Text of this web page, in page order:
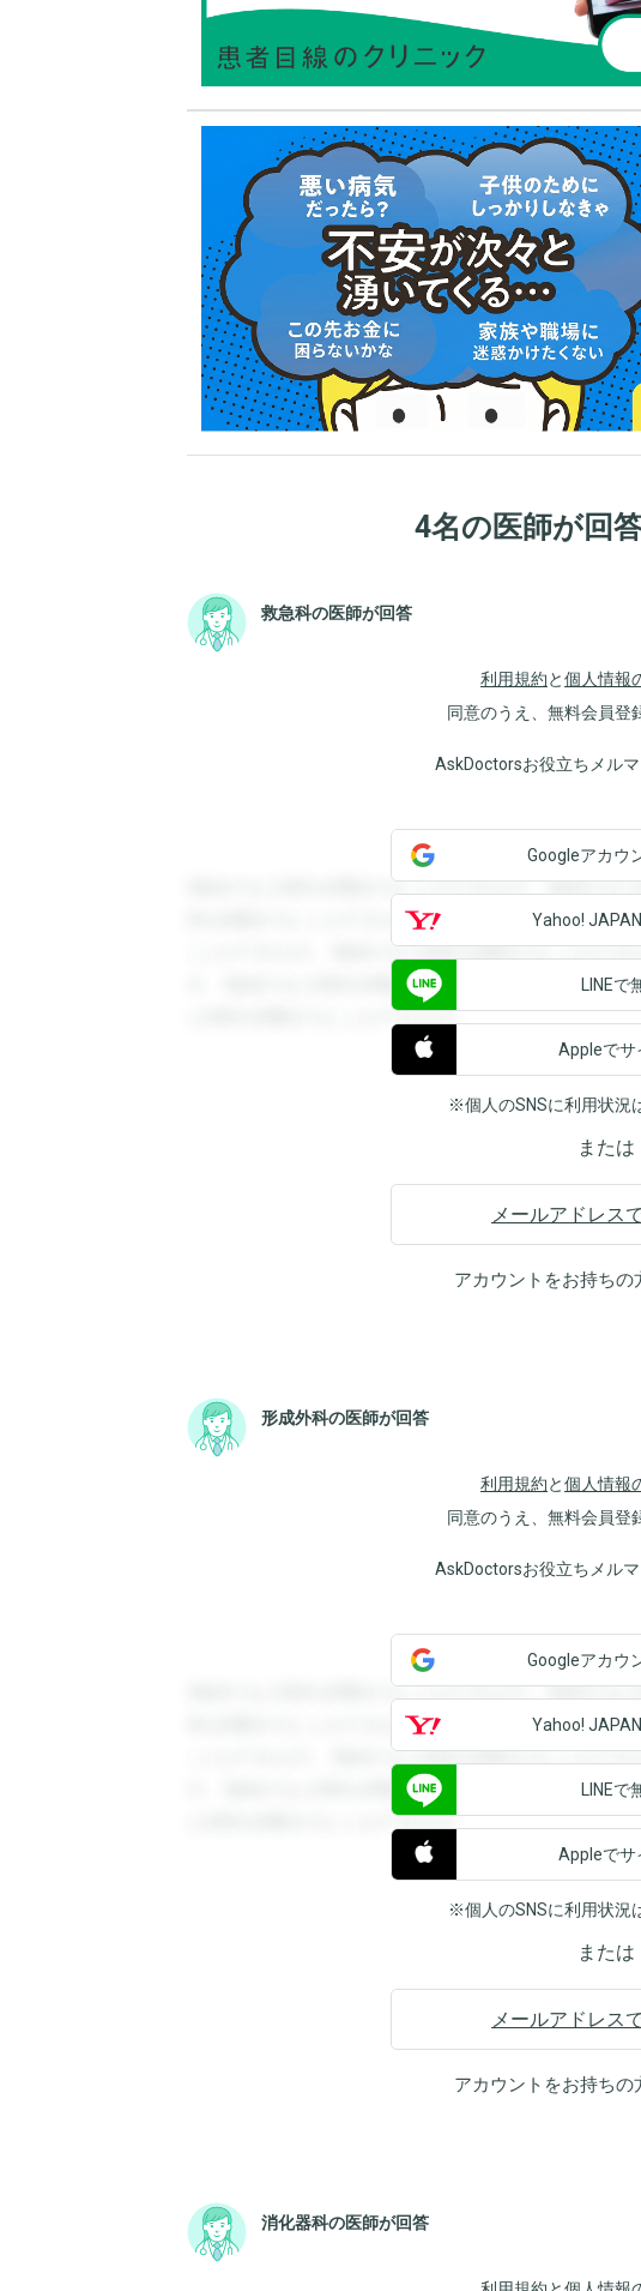
4名の医師が回
救急科の医師が回答
利用規約と個人情報
同意のうえ、無料会員登
AskDoctorsお役立ちメル
登録すると回答を閲覧することができます。登録する
答を閲覧することができます。登録すると回答を閲覧
ことができます。登録すると回答を閲覧することがで
す。登録すると回答を閲覧することができます。登録
と回答を閲覧することができます。
Googleアカウ
Yahoo!
LINEで
Appleでサ
※個人のSNSに利用状況
または
メールアドレス
アカウントをお持ちの
形成外科の医師が回答
利用規約と個人情報
同意のうえ、無料会員登
AskDoctorsお役立ちメル
登録すると回答を閲覧することができます。登録する
答を閲覧することができます。登録すると回答を閲覧
ことができます。登録すると回答を閲覧することがで
す。登録すると回答を閲覧することができます。登録
と回答を閲覧することができます。
Googleアカウ
Yahoo!
LINEで
Appleでサ
※個人のSNSに利用状況
または
メールアドレス
アカウントをお持ちの
消化器科の医師が回答